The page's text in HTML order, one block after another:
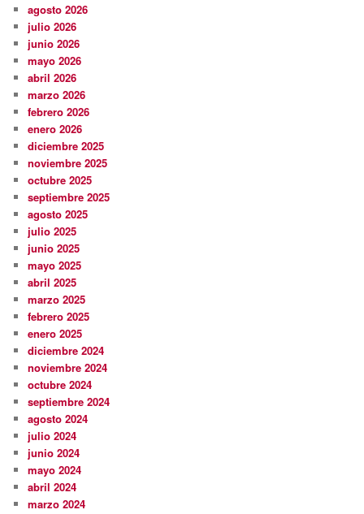
agosto 2026
julio 2026
junio 2026
mayo 2026
abril 2026
marzo 2026
febrero 2026
enero 2026
diciembre 2025
noviembre 2025
octubre 2025
septiembre 2025
agosto 2025
julio 2025
junio 2025
mayo 2025
abril 2025
marzo 2025
febrero 2025
enero 2025
diciembre 2024
noviembre 2024
octubre 2024
septiembre 2024
agosto 2024
julio 2024
junio 2024
mayo 2024
abril 2024
marzo 2024